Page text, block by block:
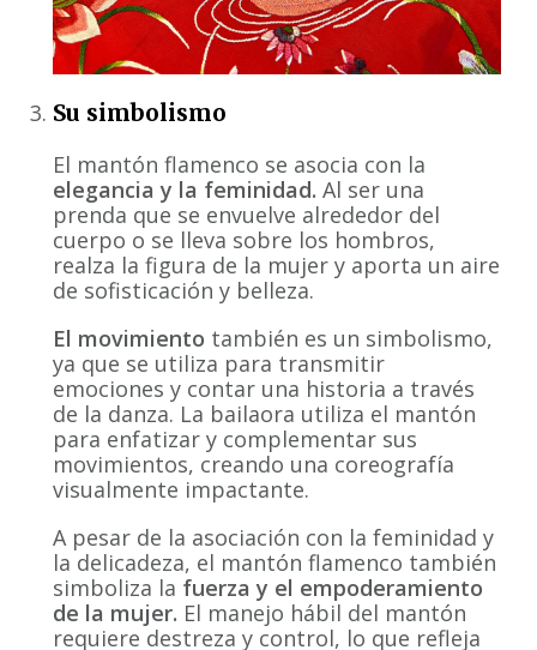
Su simbolismo
El mantón flamenco se asocia con la
elegancia y la feminidad. Al ser una
prenda que se envuelve alrededor del
cuerpo o se lleva sobre los hombros,
realza la figura de la mujer y aporta un aire
de sofisticación y belleza.
El movimiento también es un simbolismo,
ya que se utiliza para transmitir
emociones y contar una historia a través
de la danza. La bailaora utiliza el mantón
para enfatizar y complementar sus
movimientos, creando una coreografía
visualmente impactante.
A pesar de la asociación con la feminidad y
la delicadeza, el mantón flamenco también
simboliza la fuerza y el empoderamiento
de la mujer. El manejo hábil del mantón
requiere destreza y control, lo que refleja